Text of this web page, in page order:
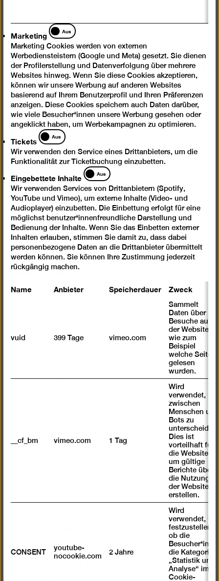
Nach
oben
InstagramFacebookYouTubeSpotify
Presse
Newsletter
Fragen & Antworten
Impressum
Digitale Barrierefreiheit
Datenschutz
Jobs
Cookie-Einstellungen
Öffnungszeiten
Mi – Mo 10 – 18 Uhr
Tageskarte 12 €
Happy Wednesday: Ermäßigter Eintritt (7 €) für alle an
Ticketkooperation Jüdisches Museum Berlin:
Ermäßigter Eintritt gegen Vorlage eines Tickets des
Jüdischen Museums. Dieses Angebot gilt auch
eingeschränkter
eingeschränkter
eingeschränkter
Landesmuseum für Moderne Kunst, Fotografie und
Architektur
Marketing
Marketing
Aus
Marketing Cookies werden von externen
Werbediensteistern (Google und Meta) gesetzt. Sie dienen
der Profilerstellung und Datenverfolgung über mehrere
Websites hinweg. Wenn Sie diese Cookies akzeptieren,
können wir unsere Werbung auf anderen Websites
basierend auf Ihrem Benutzerprofil und Ihren Präferenzen
anzeigen. Diese Cookies speichern auch Daten darüber,
wie viele Besucher*innen unsere Werbung gesehen oder
angeklickt haben, um Werbekampagnen zu optimieren.
Tickets
Tickets
Aus
Wir verwenden den Service eines Drittanbieters, um die
Funktionalität zur Ticketbuchung einzubetten.
Eingebettete Inhalte
Eingebettete
Inhalte
Aus
Wir verwenden Services von Drittanbietern (Spotify,
YouTube und Vimeo), um externe Inhalte (Video- und
Audioplayer) einzubetten. Die Einbettung erfolgt für eine
möglichst benutzer*innenfreundliche Darstellung und
Bedienung der Inhalte. Wenn Sie das Einbetten externer
Inhalten erlauben, stimmen Sie damit zu, dass dabei
personenbezogene Daten an die Drittanbieter übermittelt
werden können. Sie können Ihre Zustimmung jederzeit
rückgängig machen.
Name Anbieter Speicherdauer Zweck
vuid 399 Tage vimeo.com
Sammelt
Daten über
Besuche auf
der Website,
wie zum
Beispiel
welche Seiten
gelesen
wurden.
__cf_bm vimeo.com 1 Tag
Wird
verwendet, um
zwischen
Menschen und
Bots zu
unterscheiden.
Dies ist
vorteilhaft für
die Website,
um gültige
Berichte über
die Nutzung
der Website zu
erstellen.
CONSENT
youtube-
nocookie.com
2 Jahre
Wird
verwendet, um
festzustellen ,
ob die
Besucher*in
die Kategorie
„Statistik und
Analyse“ im
Cookie-